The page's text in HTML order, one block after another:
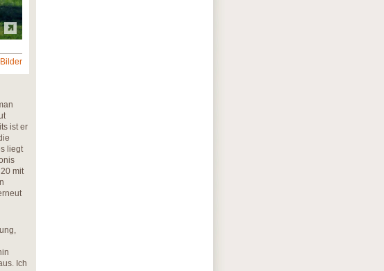
ist er
liegt
mit
Ich